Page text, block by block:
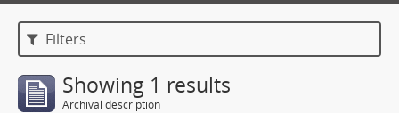
Filters
Showing 1 results
Archival description